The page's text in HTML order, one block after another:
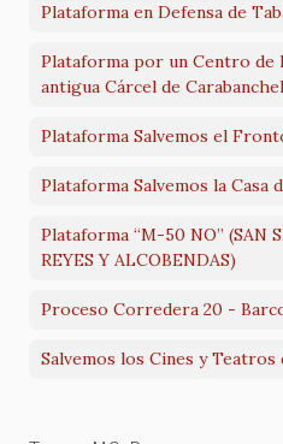
Plataforma en Defensa de
Plataforma por un Centro de
antigua Cárcel de Carabanchel
Plataforma Salvemos el
Plataforma Salvemos la Casa
Plataforma “M-50 NO” (SAN
REYES Y ALCOBENDAS)
Proceso Corredera 20 -
Salvemos los Cines y Teatros